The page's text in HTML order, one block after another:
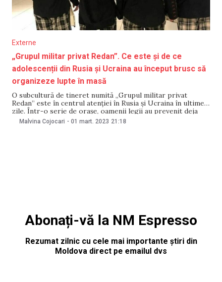
Externe
„Grupul militar privat Redan”. Ce este și de ce
adolescenții din Rusia și Ucraina au început brusc să
organizeze lupte în masă
O subcultură de tineret numită „Grupul militar privat
Redan” este în centrul atenției în Rusia și Ucraina în ultimele
zile. Într-o serie de orașe, oamenii legii au prevenit deja
luptele între adolescenți din „clanuri dușmane” – așa-zișii
informali și ofnici. Partenerii noștri de la hromadske și
Malvina Cojocari - 01 mart. 2023 21:18
Abonați-vă la NM Espresso
Rezumat zilnic cu cele mai importante știri din
Moldova direct pe emailul dvs